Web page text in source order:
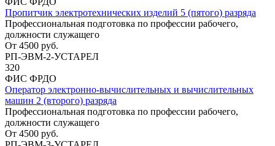
Пропитчик электротехнических изделий 5 (пятого) разряда
Профессиональная подготовка по профессии рабочего,
должности служащего
От 4500 руб.
РП-ЭВМ-2-УСТАРЕЛ
320
ФИС ФРДО
Оператор электронно-вычислительных и вычислительных
машин 2 (второго) разряда
Профессиональная подготовка по профессии рабочего,
должности служащего
От 4500 руб.